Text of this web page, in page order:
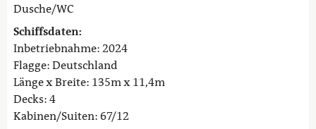
Dusche/WC
Schiffsdaten:
Inbetriebnahme: 2024
Flagge: Deutschland
Länge x Breite: 135m x 11,4m
Decks: 4
Kabinen/Suiten: 67/12